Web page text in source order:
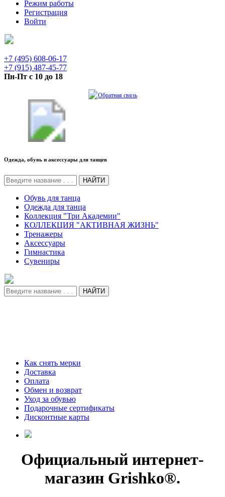
Режим работы
Регистрация
Войти
+7 (495) 608-06-17
+7 (915) 487-45-77
Пн-Пт с 10 до 18
Обратная связь
Одежда, обувь и аксессуары для танцев
НАЙТИ
Обувь для танца
Одежда для танца
Коллекция "Три Академии"
КОЛЛЕКЦИЯ "АКТИВНАЯ ЖИЗНЬ"
Тренажеры
Аксессуары
Гимнастика
Сувениры
НАЙТИ
Как снять мерки
Доставка
Оплата
Обмен и возврат
Уход за обувью
Подарочные сертификаты
Дисконтные карты
Официальный интернет-
магазин Grishko®.